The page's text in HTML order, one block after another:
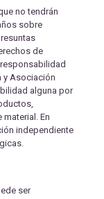
no tendrán
sobre
de
y Asociación
alguna por
En
independiente
ser